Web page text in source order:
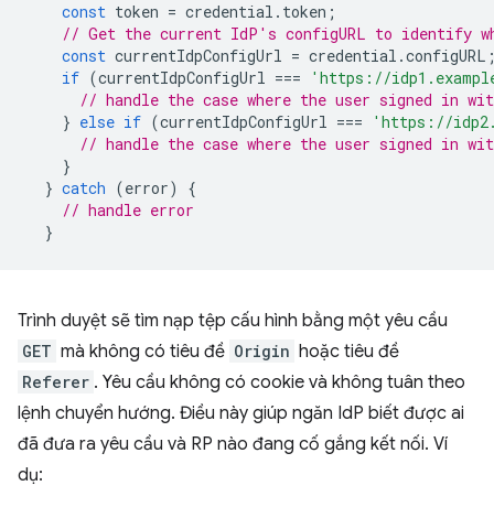
const token = credential . token ;
// Get the current IdP's configURL to identify
const currentIdpConfigUrl = credential .configURL
if (currentIdpConfigUrl ===
'https://
// handle the case where the user signed in
} else if (currentIdpConfigUrl ===
'https://
// handle the case where the user signed in
}
} catch (error)
{
// handle error
}
Trình duyệt sẽ tìm nạp tệp cấu hình bằng một yêu cầu
GET mà không có tiêu đề Origin hoặc tiêu đề
Referer . Yêu cầu không có cookie và không tuân theo
lệnh chuyển hướng. Điều này giúp ngăn IdP biết được ai
đã đưa ra yêu cầu và RP nào đang cố gắng kết nối. Ví
dụ: